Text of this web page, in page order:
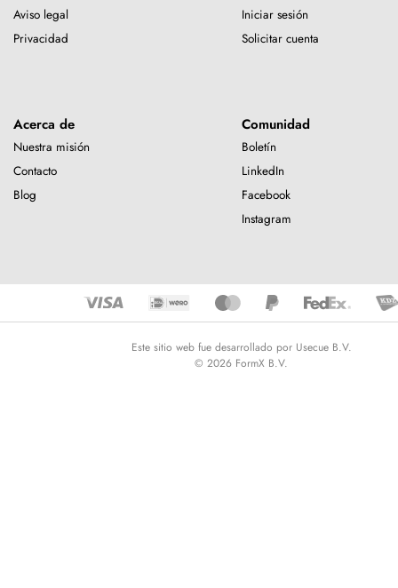
Aviso legal
Privacidad
Iniciar sesión
Solicitar cuenta
Acerca de
Nuestra misión
Contacto
Blog
Comunidad
Boletín
LinkedIn
Facebook
Instagram
Este sitio web fue desarrollado por Usecue B.V.
© 2026 FormX B.V.